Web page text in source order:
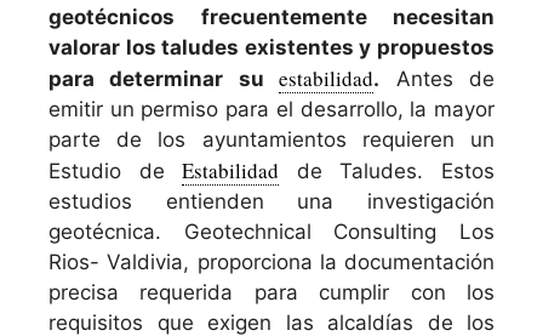
geotécnicos frecuentemente necesitan
valorar los taludes existentes y propuestos
para determinar suestabilidad. Antes de
emitir un permiso para el desarrollo, la mayor
parte de los ayuntamientos requieren un
Estudio deEstabilidad de Taludes. Estos
estudios entienden una investigación
geotécnica. Geotechnical Consulting Los
Rios- Valdivia, proporciona la documentación
precisa requerida para cumplir con los
requisitos que exigen las alcaldías de los